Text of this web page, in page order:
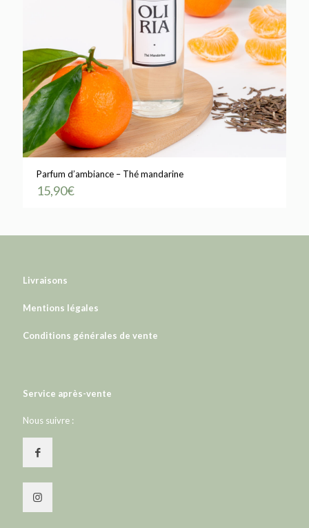
Parfum d’ambiance – Thé mandarine
15,90€
Livraisons
Mentions légales
Conditions générales de vente
Service après-vente
Nous suivre :